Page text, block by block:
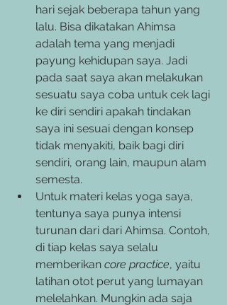
hari sejak beberapa tahun yang
lalu. Bisa dikatakan Ahimsa
adalah tema yang menjadi
payung kehidupan saya. Jadi
pada saat saya akan melakukan
sesuatu saya coba untuk cek lagi
ke diri sendiri apakah tindakan
saya ini sesuai dengan konsep
tidak menyakiti, baik bagi diri
sendiri, orang lain, maupun alam
semesta.
Untuk materi kelas yoga saya,
tentunya saya punya intensi
turunan dari dari Ahimsa. Contoh,
di tiap kelas saya selalu
memberikan core practice, yaitu
latihan otot perut yang lumayan
melelahkan. Mungkin ada saja